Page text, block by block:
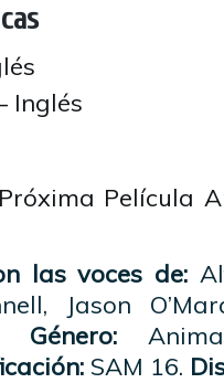
Inglés
Película
las voces de:
Jason
Género:
SAM 16.